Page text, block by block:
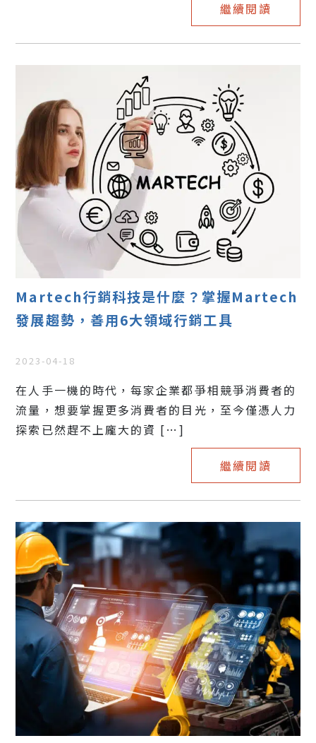
繼續閱讀
Martech行銷科技是什麼？掌握Martech
發展趨勢，善用6大領域行銷工具
2023-04-18
在人手一機的時代，每家企業都爭相競爭消費者的
流量，想要掌握更多消費者的目光，至今僅憑人力
探索已然趕不上龐大的資 […]
繼續閱讀